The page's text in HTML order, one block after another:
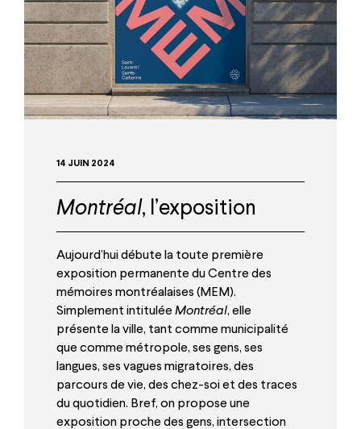
14 JUIN 2024
Montréal, l’exposition
Aujourd’hui débute la toute première
exposition permanente du Centre des
mémoires montréalaises (MEM).
Simplement intitulée Montréal, elle
présente la ville, tant comme municipalité
que comme métropole, ses gens, ses
langues, ses vagues migratoires, des
parcours de vie, des chez-soi et des traces
du quotidien. Bref, on propose une
exposition proche des gens, intersection